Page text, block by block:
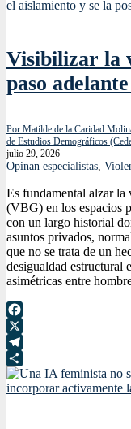
Visibilizar la
paso
Por Matilde de la Caridad
de Estudios Demográficos
julio 29, 2026
Opinan especialistas,
Es fundamental alzar la
(VBG) en los espacios
con un largo historial
asuntos privados,
que no se trata de un
desigualdad estructural
asimétricas entre
Facebook
X
Telegram
Compartir